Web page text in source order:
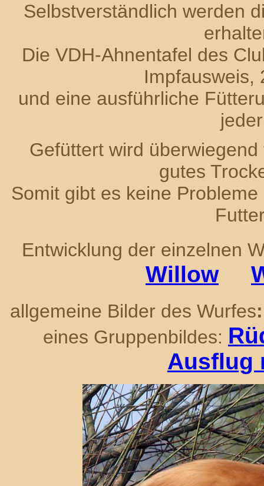
Selbstverständlich werden
Die VDH-Ahnentafel des
Impfausweis,
und eine ausführliche
Gefüttert wird
gutes
Somit gibt es keine
Entwicklung der einzelnen
Willow
allgemeine Bilder des Wurfes:
eines Gruppenbildes:
Ausflug